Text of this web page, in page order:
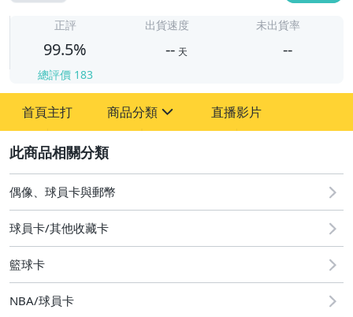
正評
99.5%
總評價 183
出貨速度
-- 天
未出貨率
--
首頁主打 商品分類
偶像、球員卡與郵幣
直播影片
偶像、球員卡與郵幣
球員卡/其他收藏卡
籃球卡
NBA/球員卡